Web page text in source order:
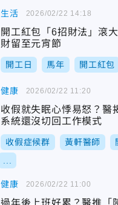
生活
開工紅包「6招財法」滾
財留至元宵節
開工日 馬年 開工紅包
2026/02/22 14:18
健康
收假就失眠心悸易怒？醫
系統還沒切回工作模式
收假症候群 黃軒醫師
2026/02/22 11:20
健康
過年後上班好累？醫推「
2026/02/22 11:00